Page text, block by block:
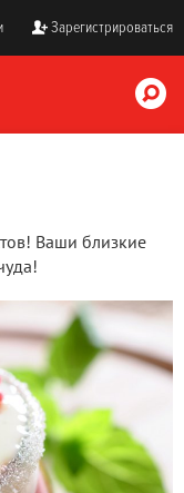
Зарегистрироваться
Ваши близкие